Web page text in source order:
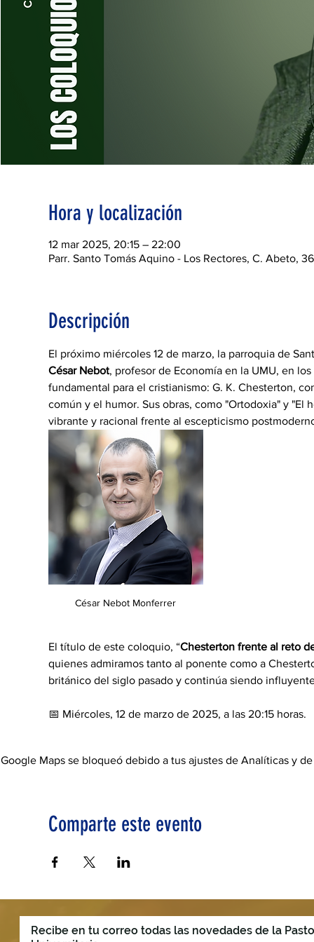
Hora y localización
12 mar 2025, 20:15 – 22:00
Parr. Santo Tomás Aquino - Los Rectores, C. Abeto,
Descripción
El próximo miércoles 12 de marzo, la parroquia de
César Nebot, profesor de Economía en la UMU, en
fundamental para el cristianismo: G. K. Chesterton,
común y el humor. Sus obras, como "Ortodoxia" y
vibrante y racional frente al escepticismo
César Nebot Monferrer
El título de este coloquio, “Chesterton frente al reto
quienes admiramos tanto al ponente como a
británico del siglo pasado y continúa siendo
📅 Miércoles, 12 de marzo de 2025, a las 20:15 horas.
Google Maps se bloqueó debido a tus ajustes de Analíticas y
Comparte este evento
Recibe en tu correo todas las novedades de la